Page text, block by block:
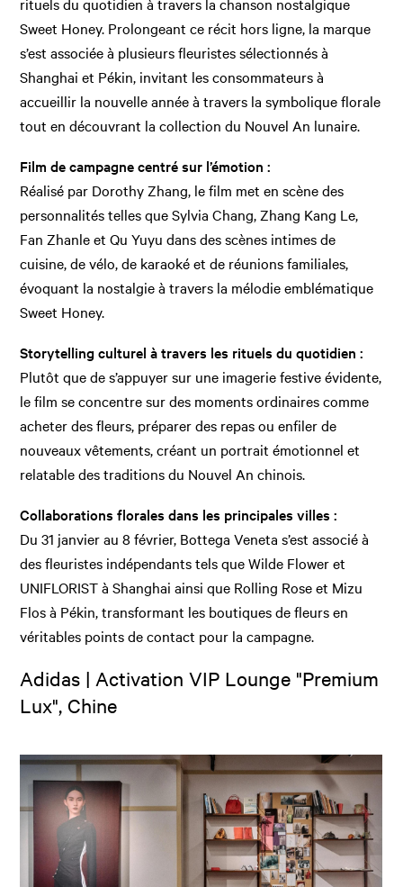
Sweet Honey. Prolongeant ce récit hors ligne, la marque
s’est associée à plusieurs fleuristes sélectionnés à
Shanghai et Pékin, invitant les consommateurs à
accueillir la nouvelle année à travers la symbolique florale
tout en découvrant la collection du Nouvel An lunaire.
Film de campagne centré sur l’émotion :
Réalisé par Dorothy Zhang, le film met en scène des
personnalités telles que Sylvia Chang, Zhang Kang Le,
Fan Zhanle et Qu Yuyu dans des scènes intimes de
cuisine, de vélo, de karaoké et de réunions familiales,
évoquant la nostalgie à travers la mélodie emblématique
Sweet Honey.
Storytelling culturel à travers les rituels du quotidien :
Plutôt que de s’appuyer sur une imagerie festive évidente,
le film se concentre sur des moments ordinaires comme
acheter des fleurs, préparer des repas ou enfiler de
nouveaux vêtements, créant un portrait émotionnel et
relatable des traditions du Nouvel An chinois.
Collaborations florales dans les principales villes :
Du 31 janvier au 8 février, Bottega Veneta s’est associé à
des fleuristes indépendants tels que Wilde Flower et
UNIFLORIST à Shanghai ainsi que Rolling Rose et Mizu
Flos à Pékin, transformant les boutiques de fleurs en
véritables points de contact pour la campagne.
Adidas | Activation VIP Lounge "Premium
Lux", Chine